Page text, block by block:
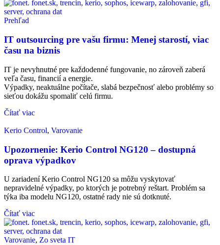
Prehľad
IT outsourcing pre vašu firmu: Menej starostí, viac
času na biznis
IT je nevyhnutné pre každodenné fungovanie, no zároveň zaberá
veľa času, financií a energie.
Výpadky, neaktuálne počítače, slabá bezpečnosť alebo problémy so
sieťou dokážu spomaliť celú firmu.
Čítať viac
Kerio Control, Varovanie
Upozornenie: Kerio Control NG120 – dostupná
oprava výpadkov
U zariadení Kerio Control NG120 sa môžu vyskytovať
nepravidelné výpadky, po ktorých je potrebný reštart. Problém sa
týka iba modelu NG120, ostatné rady nie sú dotknuté.
Čítať viac
Varovanie, Zo sveta IT